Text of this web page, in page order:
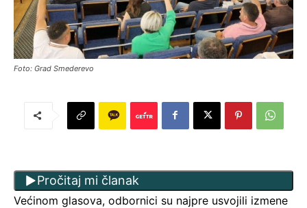
Foto: Grad Smederevo
Pročitaj mi članak
Većinom glasova, odbornici su najpre usvojili izmene